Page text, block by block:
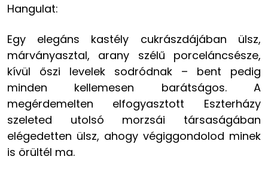
Hangulat:
Egy elegáns kastély cukrászdájában ülsz,
márványasztal, arany szélű porceláncsésze,
kívül őszi levelek sodródnak – bent pedig
minden kellemesen barátságos. A
megérdemelten elfogyasztott Eszterházy
szeleted utolsó morzsái társaságában
elégedetten ülsz, ahogy végiggondolod minek
is örültél ma.